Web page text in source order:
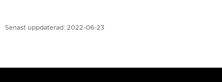
Senast uppdaterad: 2022-06-23